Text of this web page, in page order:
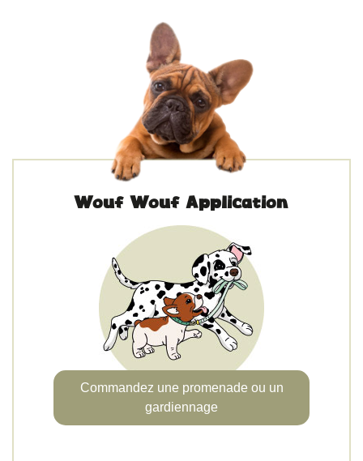
Wouf Wouf Application
Commandez une promenade ou un
gardiennage